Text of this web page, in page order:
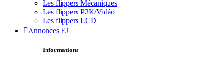
Les flippers Mécaniques
Les flippers P2K/Vidéo
Les flippers LCD
Annonces FJ
Informations